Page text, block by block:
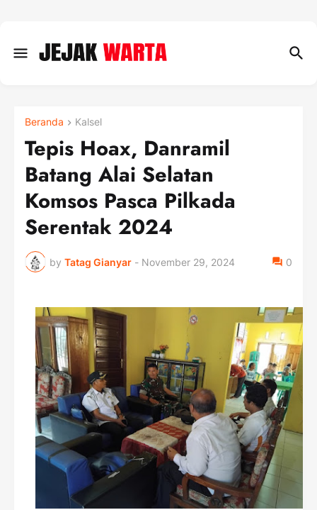
Beranda Kalsel
Tepis Hoax, Danramil
Batang Alai Selatan
Komsos Pasca Pilkada
Serentak 2024
by Tatag Gianyar - November 29, 2024 0